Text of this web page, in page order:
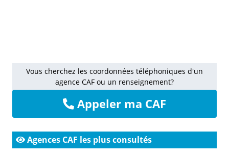
Vous cherchez les coordonnées téléphoniques d'un
agence CAF ou un renseignement?
Appeler ma CAF
Agences CAF les plus consultés